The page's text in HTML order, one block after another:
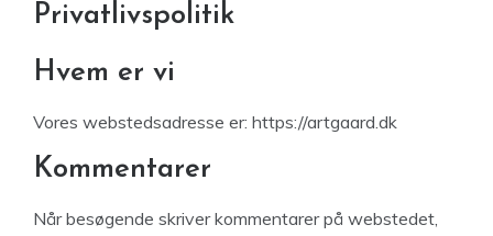
Privatlivspolitik
Hvem er vi
Vores webstedsadresse er: https://artgaard.dk
Kommentarer
Når besøgende skriver kommentarer på webstedet,